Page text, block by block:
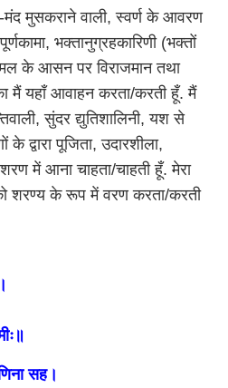
मंद मुसकराने वाली, स्वर्ण के आवरण
भक्तानुग्रहकारिणी (भक्तों
के आसन पर विराजमान तथा
मैं यहाँ आवाहन करता/करती हूँ. मैं
सुंदर द्युतिशालिनी, यश से
के द्वारा पूजिता, उदारशीला,
में आना चाहता/चाहती हूँ. मेरा
शरण्य के रूप में वरण करता/करती
सह।